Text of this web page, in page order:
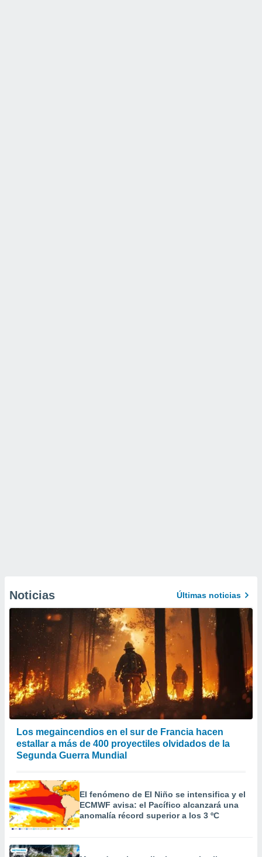
Noticias Últimas noticias
Los megaincendios en el sur de Francia hacen
estallar a más de 400 proyectiles olvidados de la
Segunda Guerra Mundial
El fenómeno de El Niño se intensifica y el
ECMWF avisa: el Pacífico alcanzará una
anomalía récord superior a los 3 ºC